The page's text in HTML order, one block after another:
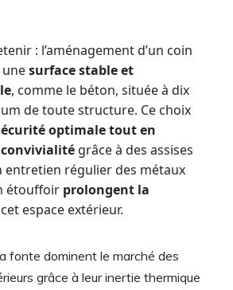
: l’aménagement d’un coin
surface stable et
, comme le béton, située à dix
de toute structure. Ce choix
optimale tout en
grâce à des assises
entretien régulier des métaux
étouffoir prolongent la
espace extérieur.
fonte dominent le marché des
grâce à leur inertie thermique